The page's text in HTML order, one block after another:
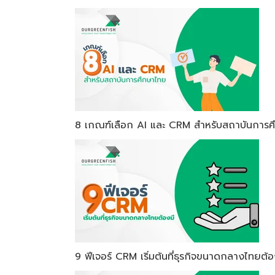
8 เกณฑ์เลือก AI และ CRM สำหรับสถาบันการ
9 ฟีเจอร์ CRM เริ่มต้นที่ธุรกิจขนาดกลางไทยต้